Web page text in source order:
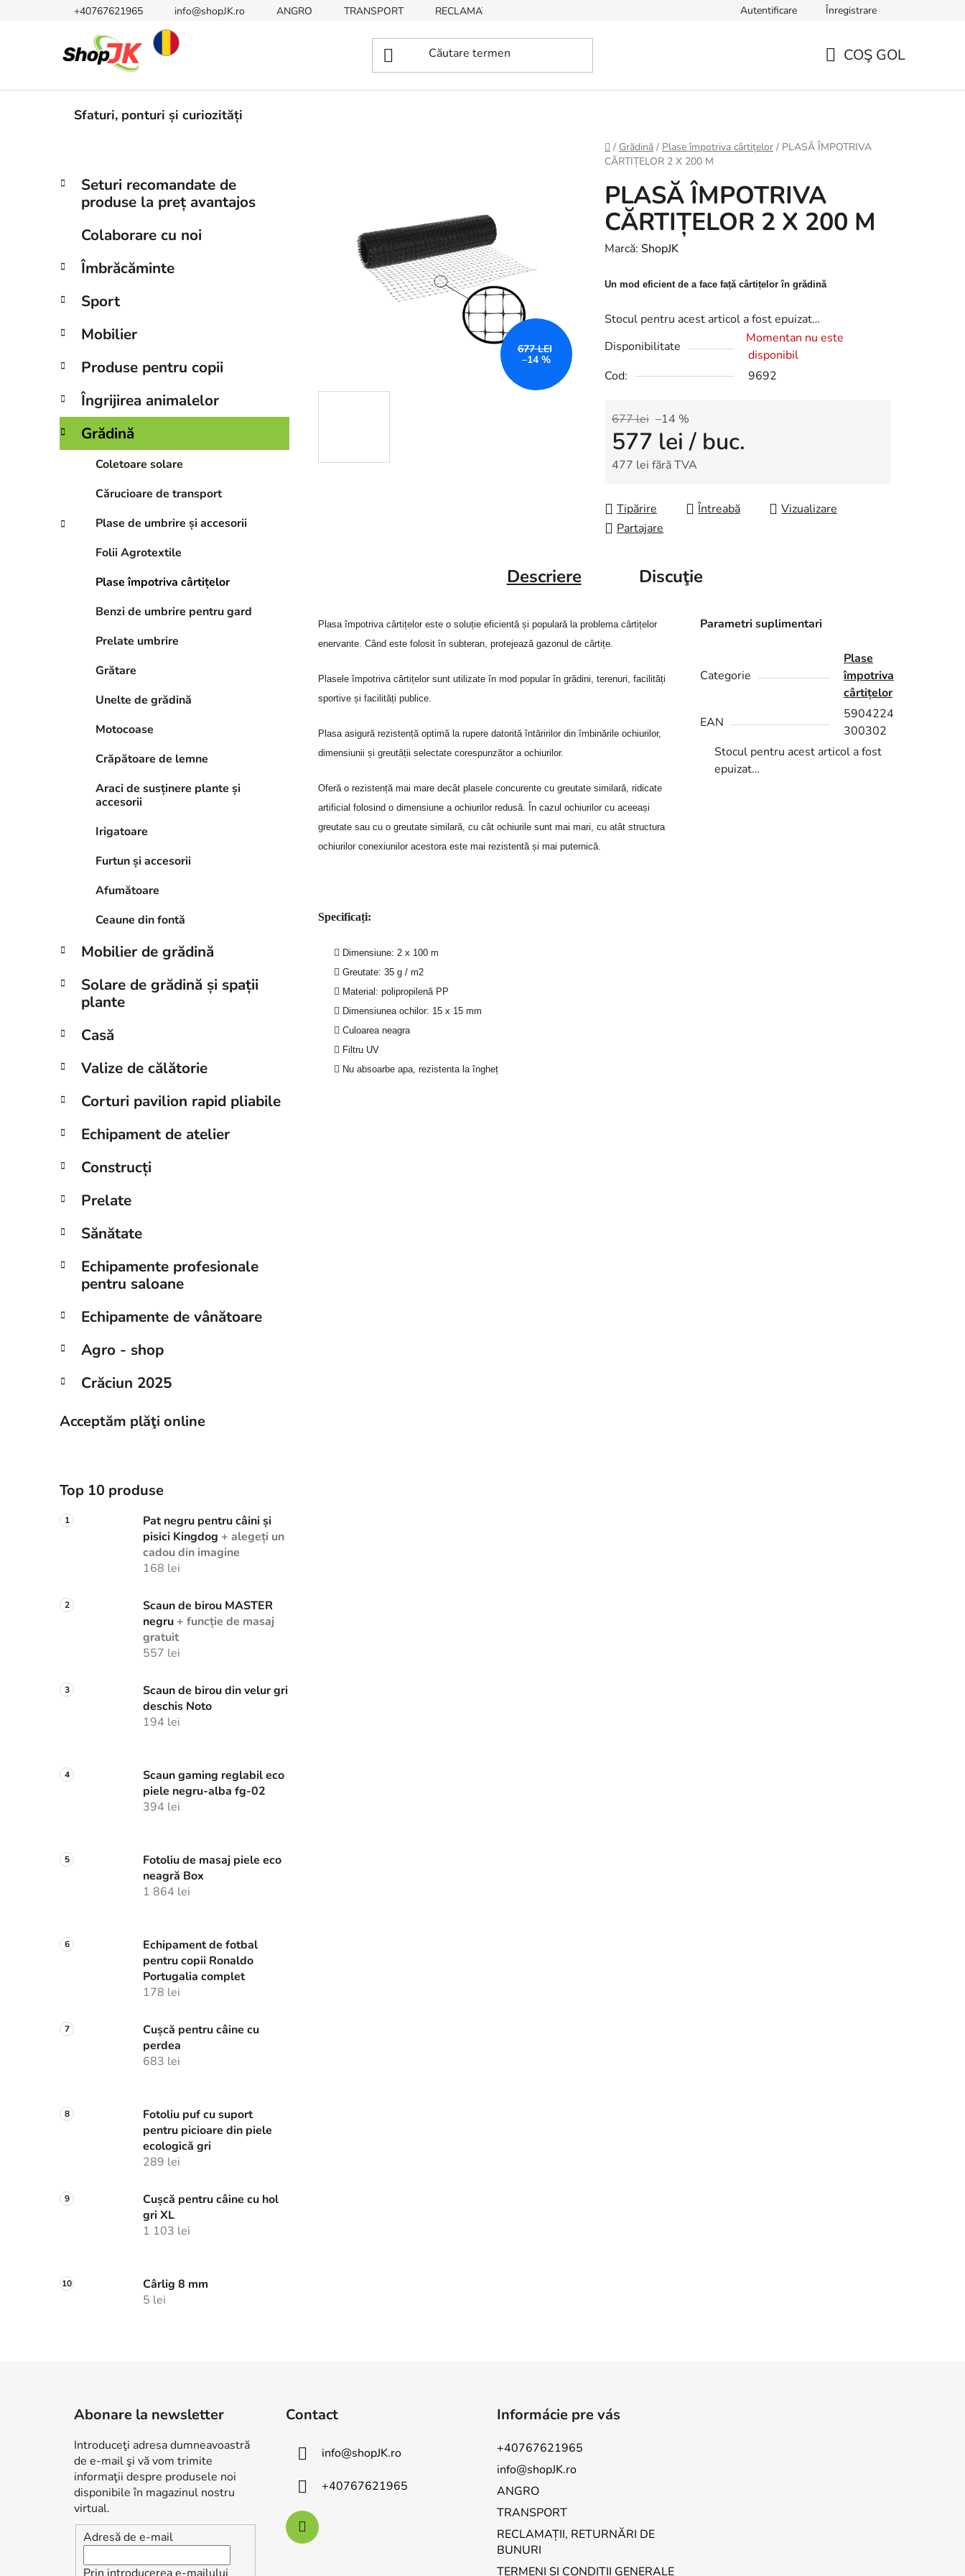
+40767621965 info@shopJK.ro ANGRO TRANSPORT RECLAMAȚII, RETURNĂRI DE BUNURI TERMENI ȘI CONDIȚII GENERALE Sfaturi, ponturi și curiozități
Autentificare Înregistrare
CUMPĂRĂTURI
COŞ GOL
Sfaturi, ponturi și curiozități
Acasă
/ Grădină / Plase împotriva cârtițelor / PLASĂ ÎMPOTRIVA
CĂRTIȚELOR 2 X 200 M
B
a
e
r
l
peste
categorii
C
a
r
i
Seturi recomandate de
produse la preț avantajos
Colaborare cu noi
Îmbrăcăminte
Sport
Mobilier
Produse pentru copii
Îngrijirea animalelor
Grădină
Coletoare solare
Cărucioare de transport
Plase de umbrire și accesorii
Folii Agrotextile
Plase împotriva cârtițelor
Benzi de umbrire pentru gard
Prelate umbrire
Grătare
Unelte de grădină
Motocoase
Crăpătoare de lemne
Araci de susținere plante și
accesorii
Irigatoare
Furtun și accesorii
Afumătoare
Ceaune din fontă
Mobilier de grădină
Solare de grădină și spații
plante
Casă
Valize de călătorie
Corturi pavilion rapid pliabile
Echipament de atelier
Construcți
Prelate
Sănătate
Echipamente profesionale
pentru saloane
Echipamente de vânătoare
Agro - shop
Crăciun 2025
Acceptăm plăţi online
Top 10 produse
Pat negru pentru câini și
pisici Kingdog + alegeți un
cadou din imagine
168 lei
Scaun de birou MASTER
negru + funcție de masaj
gratuit
557 lei
Scaun de birou din velur gri
deschis Noto
194 lei
Scaun gaming reglabil eco
piele negru-alba fg-02
394 lei
Fotoliu de masaj piele eco
neagră Box
1 864 lei
Echipament de fotbal
pentru copii Ronaldo
Portugalia complet
178 lei
Cușcă pentru câine cu
perdea
683 lei
Fotoliu puf cu suport
pentru picioare din piele
ecologică gri
289 lei
Cușcă pentru câine cu hol
gri XL
1 103 lei
Cârlig 8 mm
5 lei
PLASĂ ÎMPOTRIVA
CĂRTIȚELOR 2 X 200 M
Marcă: ShopJK
Un mod eficient de a face față cârtițelor în grădină
Stocul pentru acest articol a fost epuizat…
Disponibilitate
Momentan nu este
disponibil
Cod:
9692
677 lei –14 %
577 lei/ buc.
477 lei fără TVA
Tipărire
Întreabă
Vizualizare
Partajare
677 LEI
–14 %
Descriere Discuţie
Plasa împotriva cârtițelor este o soluție eficientă și populară la problema cârtițelor
enervante. Când este folosit în subteran, protejează gazonul de cârtițe.
Plasele împotriva cârtițelor sunt utilizate în mod popular în grădini, terenuri, facilități
sportive și facilități publice.
Plasa asigură rezistență optimă la rupere datorită întăririlor din îmbinările ochiurilor,
dimensiunii și greutății selectate corespunzător a ochiurilor.
Oferă o rezistență mai mare decât plasele concurente cu greutate similară, ridicate
artificial folosind o dimensiune a ochiurilor redusă. În cazul ochiurilor cu aceeași
greutate sau cu o greutate similară, cu cât ochiurile sunt mai mari, cu atât structura
ochiurilor conexiunilor acestora este mai rezistentă și mai puternică.
Specificați:
Dimensiune: 2 x 100 m
Greutate: 35 g / m2
Material: polipropilenă PP
Dimensiunea ochilor: 15 x 15 mm
Culoarea neagra
Filtru UV
Nu absoarbe apa, rezistenta la îngheț
Parametri suplimentari
Categorie
Plase
împotriva
cârtițelor
EAN
5904224
300302
Stocul pentru acest articol a fost
epuizat…
Abonare la newsletter
Introduceţi adresa dumneavoastră
de e-mail şi vă vom trimite
informaţii despre produsele noi
disponibile în magazinul nostru
virtual.
Adresă de e-mail
Contact
info@shopJK.ro
+40767621965
Informácie pre vás
+40767621965
info@shopJK.ro
ANGRO
TRANSPORT
RECLAMAȚII, RETURNĂRI DE
BUNURI
TERMENI ȘI CONDIȚII GENERALE